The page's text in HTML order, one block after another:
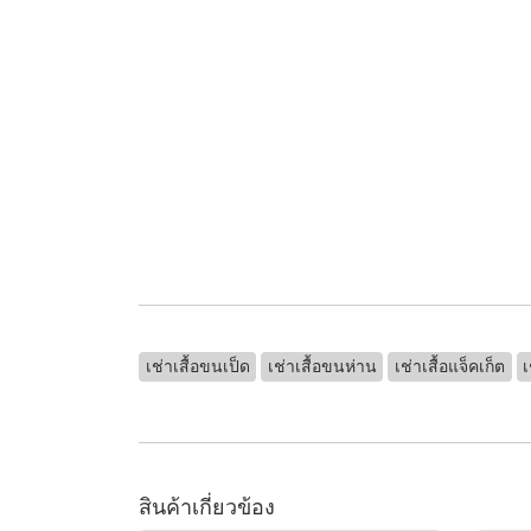
เช่าเสื้อขนเป็ด เช่าเสื้อขนห่าน เช่าเสื้อแจ็คเก็ต
สินค้าเกี่ยวข้อง